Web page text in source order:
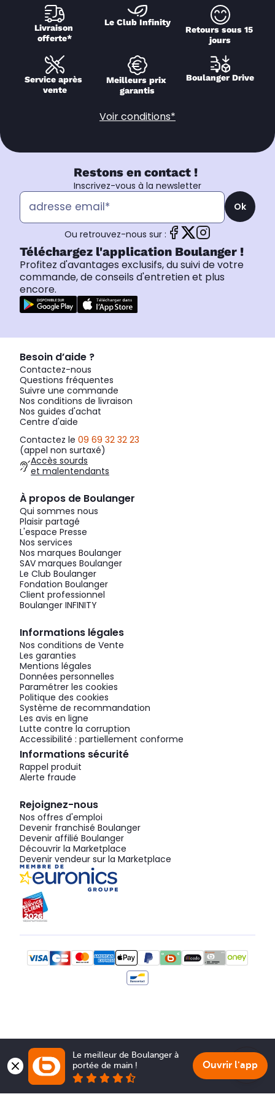
Livraison
offerte*
Le Club Infinity
Retours sous 15
jours
Service après
vente
Meilleurs prix
garantis
Boulanger Drive
Voir conditions*
Restons en contact !
Inscrivez-vous à la newsletter
Ok
Ou retrouvez-nous sur :
Téléchargez l'application Boulanger !
Profitez d'avantages exclusifs, du suivi de votre
commande, de conseils d'entretien et plus
encore.
Besoin d’aide ?
Contactez-nous
Questions fréquentes
Suivre une commande
Nos conditions de livraison
Nos guides d'achat
Centre d'aide
Contactez le 09 69 32 32 23
(appel non surtaxé)
Accès sourds
et malentendants
À propos de Boulanger
Qui sommes nous
Plaisir partagé
L'espace Presse
Nos services
Nos marques Boulanger
SAV marques Boulanger
Le Club Boulanger
Fondation Boulanger
Client professionnel
Boulanger INFINITY
Informations légales
Nos conditions de Vente
Les garanties
Mentions légales
Données personnelles
Paramétrer les cookies
Politique des cookies
Système de recommandation
Les avis en ligne
Lutte contre la corruption
Accessibilité : partiellement conforme
Informations sécurité
Rappel produit
Alerte fraude
Rejoignez-nous
Nos offres d'emploi
Devenir franchisé Boulanger
Devenir affilié Boulanger
Découvrir la Marketplace
Devenir vendeur sur la Marketplace
Le meilleur de Boulanger à
portée de main !
Ouvrir l'app